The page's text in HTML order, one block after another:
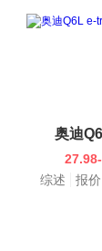
奥迪
综述
报价